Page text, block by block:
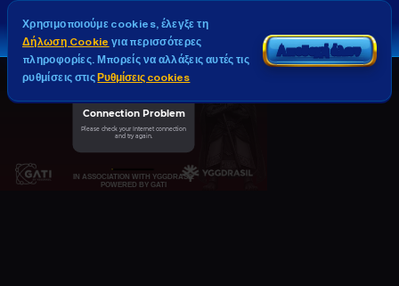
Χρησιμοποιούμε cookies, έλεγξε τη
Δήλωση Cookie για περισσότερες
πληροφορίες. Μπορείς να αλλάξεις αυτές τις
ρυθμίσεις στις Ρυθμίσεις cookies
Αποδοχή όλων